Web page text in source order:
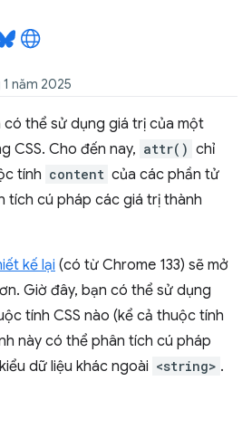
năm 2025
có thể sử dụng giá trị của một
CSS. Cho đến nay, attr() chỉ
tính content của các phần tử
tích cú pháp các giá trị thành
kế lại (có từ Chrome 133) sẽ mở
Giờ đây, bạn có thể sử dụng
tính CSS nào (kể cả thuộc tính
này có thể phân tích cú pháp
dữ liệu khác ngoài <string> .